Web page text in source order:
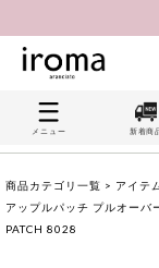
メニュー 新着商
商品カテゴリ一覧 > アイテ
アップルパッチ プルオーバ
PATCH 8028